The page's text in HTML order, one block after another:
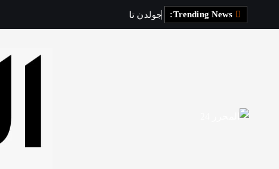
جولدن تا
رئيس مجلس